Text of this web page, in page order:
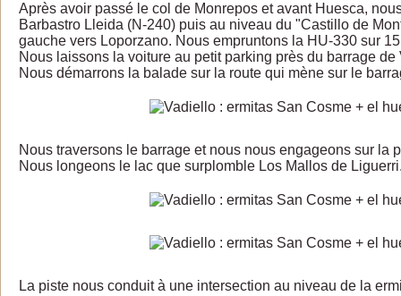
Après avoir passé le col de Monrepos et avant Huesca,
Barbastro Lleida (N-240) puis au niveau du "Castillo de
gauche vers Loporzano. Nous empruntons la HU-330 sur
Nous laissons la voiture au petit parking près du barrage de
Nous démarrons la balade sur la route qui mène sur le
Nous traversons le barrage et nous nous engageons sur la
Nous longeons le lac que surplomble Los Mallos de
La piste nous conduit à une intersection au niveau de la